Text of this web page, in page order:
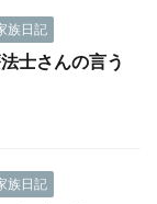
族日記
士さんの言う
族日記